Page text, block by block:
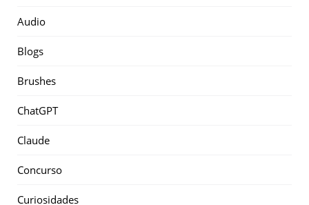
Audio
Blogs
Brushes
ChatGPT
Claude
Concurso
Curiosidades